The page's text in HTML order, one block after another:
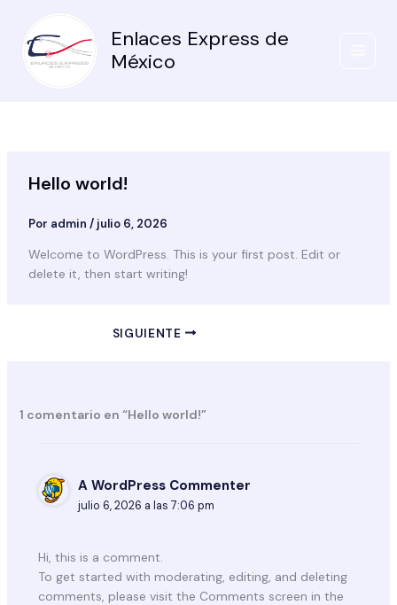
contenido
Enlaces Express de
México
Hello world!
Por admin / julio 6, 2026
Welcome to WordPress. This is your first post. Edit or
delete it, then start writing!
SIGUIENTE
1 comentario en “Hello world!”
A WordPress Commenter
julio 6, 2026 a las 7:06 pm
Hi, this is a comment.
To get started with moderating, editing, and deleting
comments, please visit the Comments screen in the